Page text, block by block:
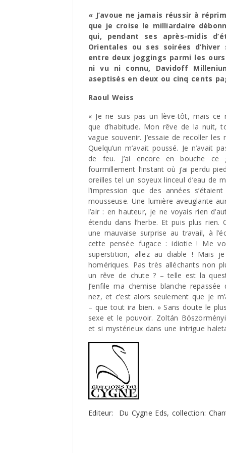
« J’avoue ne jamais réussir à
que je croise le milliardaire
qui, pendant ses après-midis
Orientales ou ses soirées
entre deux joggings parmi les
ni vu ni connu, Davidoff
aseptisés en deux ou cinq cents
Raoul Weiss
« Je ne suis pas un lève-tôt, mais
que d’habitude. Mon rêve de la nuit,
vague souvenir. J’essaie de recoller
Quelqu’un m’avait poussé. Je
de feu. J’ai encore en bouche
fourmillement l’instant où j’ai perdu
oreilles tel un soyeux linceul d’eau de
l’impression que des années
mousseuse. Une lumière aveuglante
l’air : en hauteur, je ne voyais rien
étendu dans l’herbe. Et puis plus
une mauvaise surprise au travail, à
cette pensée fugace : idiotie ! Me
superstition, allez au diable ! Mais
homériques. Pas très alléchants non
un rêve de chute ? – telle est la
J’enfile ma chemise blanche
nez, et c’est alors seulement que je
– que tout ira bien. » Sans doute le
sexe et le pouvoir. Zoltán
et si mystérieux dans une intrigue
Editeur: Du Cygne Eds, collection: